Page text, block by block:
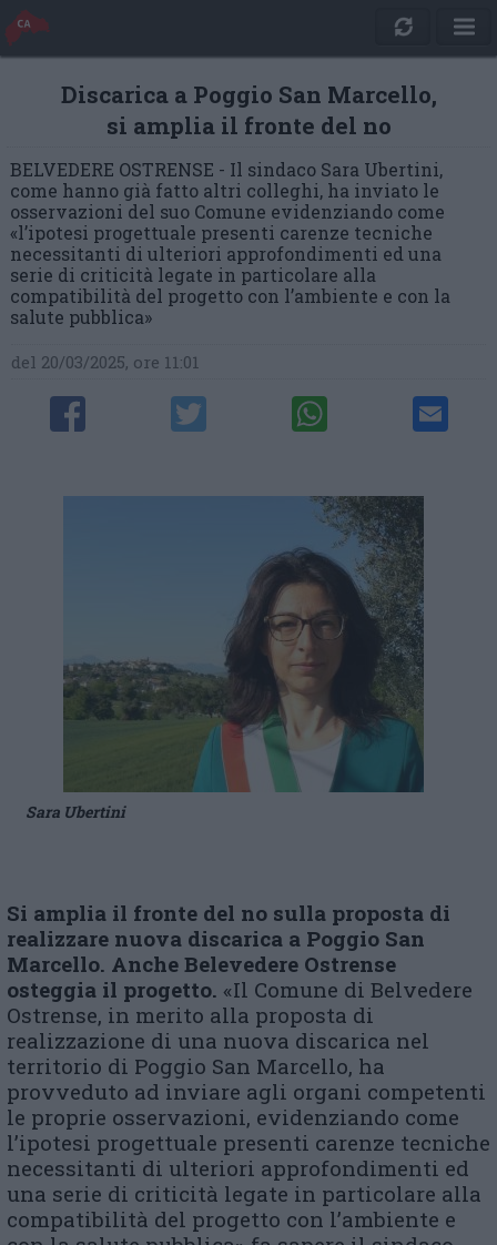
Discarica a Poggio San Marcello,
si amplia il fronte del no
BELVEDERE OSTRENSE - Il sindaco Sara Ubertini,
come hanno già fatto altri colleghi, ha inviato le
osservazioni del suo Comune evidenziando come
«l’ipotesi progettuale presenti carenze tecniche
necessitanti di ulteriori approfondimenti ed una
serie di criticità legate in particolare alla
compatibilità del progetto con l’ambiente e con la
salute pubblica»
del 20/03/2025, ore 11:01
Sara Ubertini
Si amplia il fronte del no sulla proposta di
realizzare nuova discarica a Poggio San
Marcello. Anche Belevedere Ostrense
osteggia il progetto. «Il Comune di Belvedere
Ostrense, in merito alla proposta di
realizzazione di una nuova discarica nel
territorio di Poggio San Marcello, ha
provveduto ad inviare agli organi competenti
le proprie osservazioni, evidenziando come
l’ipotesi progettuale presenti carenze tecniche
necessitanti di ulteriori approfondimenti ed
una serie di criticità legate in particolare alla
compatibilità del progetto con l’ambiente e